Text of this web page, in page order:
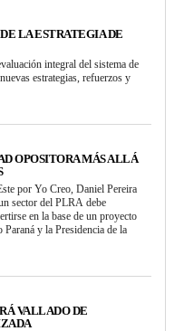
LA ESTRATEGIA DE
integral del sistema de
estrategias, refuerzos y
OPOSITORA MÁS ALLÁ
por Yo Creo, Daniel Pereira
sector del PLRA debe
en la base de un proyecto
y la Presidencia de la
VALLADO DE